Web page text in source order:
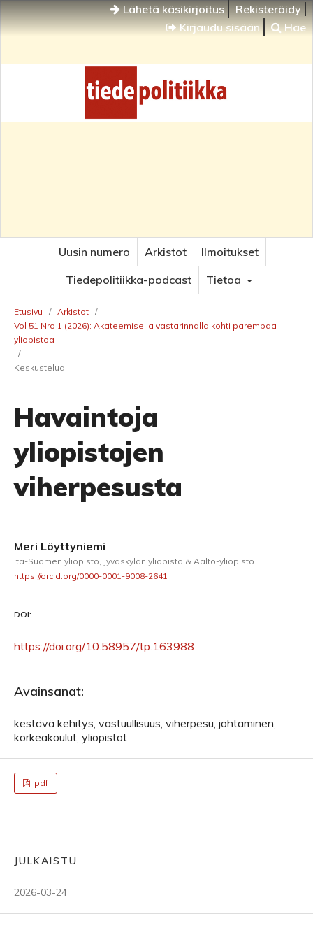
Lähetä käsikirjoitus
Rekisteröidy
Kirjaudu sisään
Hae
Uusin numero Arkistot
Ilmoitukset
Tiedepolitiikka-podcast
Tietoa
Etusivu / Arkistot /
Vol 51 Nro 1 (2026): Akateemisella vastarinnalla kohti parempaa
yliopistoa
/
Keskustelua
Havaintoja
yliopistojen
viherpesusta
Meri Löyttyniemi
Itä-Suomen yliopisto, Jyväskylän yliopisto & Aalto-yliopisto
https://orcid.org/0000-0001-9008-2641
DOI:
https://doi.org/10.58957/tp.163988
Avainsanat:
kestävä kehitys, vastuullisuus, viherpesu, johtaminen,
korkeakoulut, yliopistot
pdf
JULKAISTU
2026-03-24